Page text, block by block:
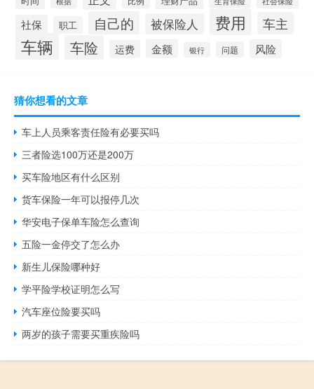
社保 职工 自己的 被保险人 费用 车主
车辆 车险 运费 金额 银行 问题 风险
猜你想看的文章
车上人员乘客责任险有必要买吗
三者险选100万还是200万
买车险地区有什么区别
货车保险一年可以报停几次
华安电子保单车险怎么查询
五险一金停交了怎么办
新生儿保险哪种好
学平险学校证明怎么写
汽车座位险要买吗
两岁的孩子需要买重疾险吗